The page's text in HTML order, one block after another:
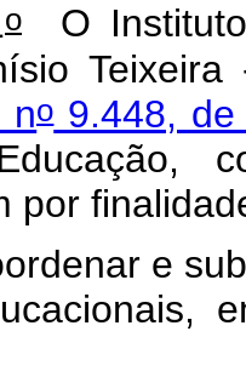
o O
no9.448, de
por
e